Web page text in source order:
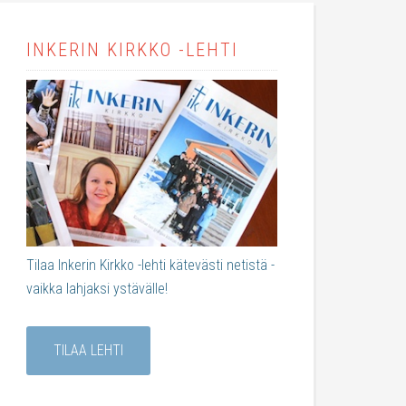
INKERIN KIRKKO -LEHTI
Tilaa Inkerin Kirkko -lehti kätevästi netistä -
vaikka lahjaksi ystävälle!
TILAA LEHTI